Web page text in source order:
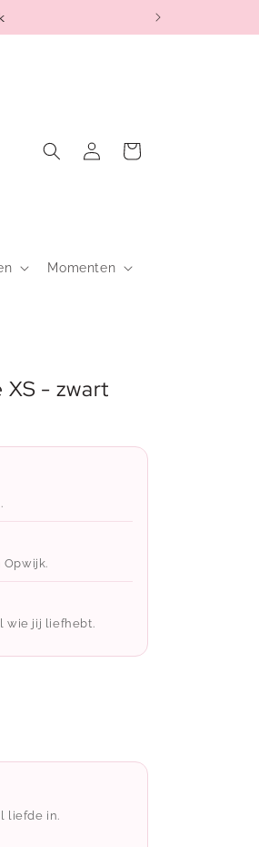
Momenten
Inloggen
Winkelwagen
XS - zwart
wie jij liefhebt.
liefde in.